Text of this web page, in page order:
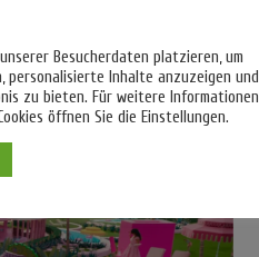
Besucherdaten platzieren, um
personalisierte Inhalte anzuzeigen und
zu bieten. Für weitere Informationen
öffnen Sie die Einstellungen.